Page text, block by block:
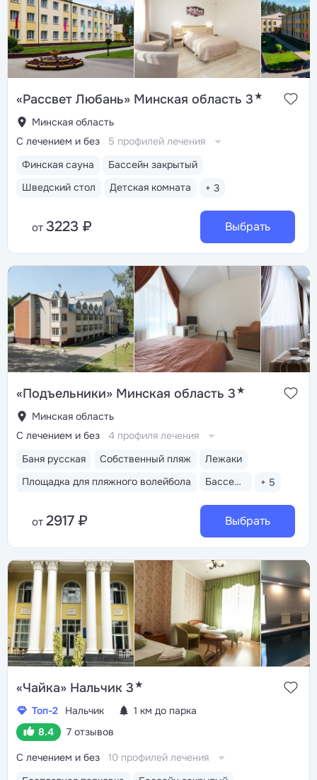
«Рассвет Любань» Минская область 3★
Минская область
Финская сауна
Бассейн закрытый
Шведский стол
Детская комната + 3
С лечением и без 5 профилей лечения
от 3223 ₽ Выбрать
«Подъельники» Минская область 3★
Минская область
Баня русская Собственный пляж
Лежаки
Площадка для пляжного волейбола
Бассейн закрытый + 5
С лечением и без 4 профиля лечения
от 2917 ₽ Выбрать
«Чайка» Нальчик 3★
Топ-2 Нальчик
1 км до парка
8.4
7 отзывов
С лечением и без 10 профилей лечения